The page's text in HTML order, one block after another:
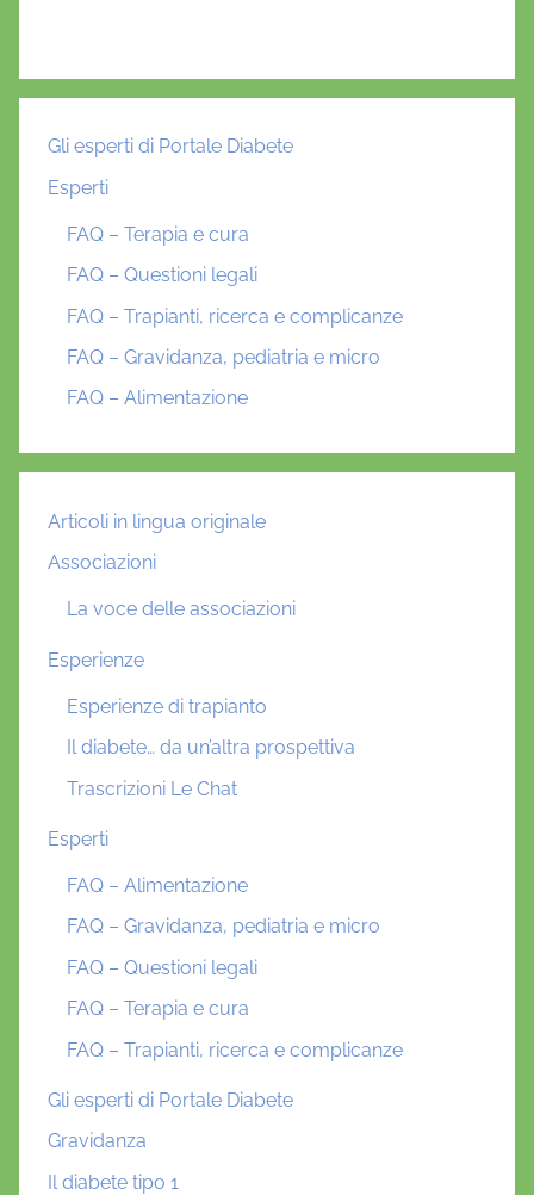
Gli esperti di Portale Diabete
Esperti
FAQ – Terapia e cura
FAQ – Questioni legali
FAQ – Trapianti, ricerca e complicanze
FAQ – Gravidanza, pediatria e micro
FAQ – Alimentazione
Articoli in lingua originale
Associazioni
La voce delle associazioni
Esperienze
Esperienze di trapianto
Il diabete… da un’altra prospettiva
Trascrizioni Le Chat
Esperti
FAQ – Alimentazione
FAQ – Gravidanza, pediatria e micro
FAQ – Questioni legali
FAQ – Terapia e cura
FAQ – Trapianti, ricerca e complicanze
Gli esperti di Portale Diabete
Gravidanza
Il diabete tipo 1